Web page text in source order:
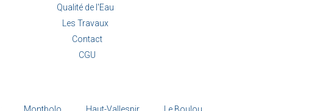
Qualité de l'Eau
Les Travaux
Contact
CGU